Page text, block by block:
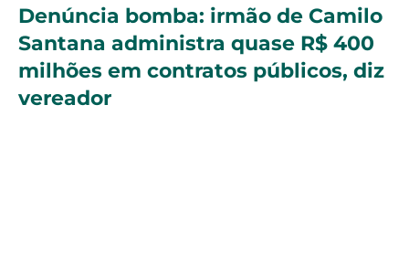
Denúncia bomba: irmão de Camilo
Santana administra quase R$ 400
milhões em contratos públicos, diz
vereador